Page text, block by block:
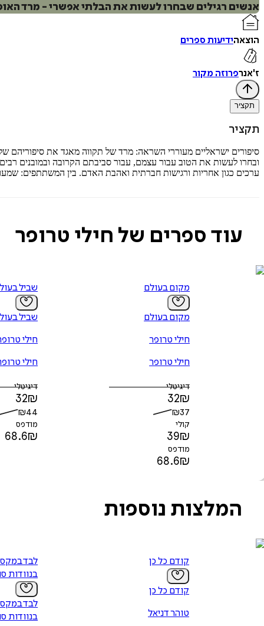
אנשים רגילים שבחרו לעשות את הבלתי אפשרי - מרד
הוצאהידיעות ספרים
ז'אנרפרוזה מקור
תקציר
תקציר
סיפורים ישראליים מעוררי השראה: מרד של תקווה מאגד את סיפוריהם
ובחרו לעשות את הטוב עבור עצמם, עבור סביבתם הקרובה ובמובנים
ערכים כגון אחריות ורגישות חברתית ואהבת האדם. בין המשתתפים: שמעון
עוד ספרים של חילי טרופר
מקום בעולם
מקום בעולם
חילי טרופר
חילי טרופר
דיגיטלי
32₪
₪37
קולי
39₪
מודפס
68.6₪
שביל
שביל
חילי
חילי
דיגיטלי
32₪
₪44
מודפס
68.6₪
המלצות נוספות
קודם כל כן
קודם כל כן
טוהר דניאל
לבד
בנוודות
לבד
בנוודות